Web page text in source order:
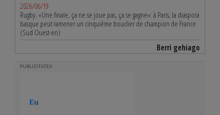
2026/06/19
Rugby. «Une finale, ça ne se joue pas, ça se gagne»: à Paris, la diaspora
basque peut ramener un cinquième bouclier de champion de France
(Sud Ouest-en)
Berri gehiago
PUBLIZITATEA